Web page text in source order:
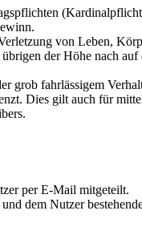
von Leben,
der Höhe nach
fahrlässigem
Dies gilt auch für
per E-Mail mitgeteilt.
dem Nutzer